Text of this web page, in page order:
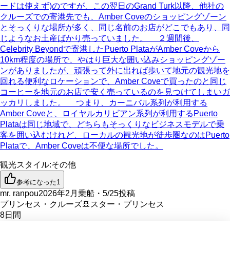
ードは使えず)のですが、この翌日のGrand Turk以降、他社の
クルーズでの寄港先でも、Amber Coveのショッピングゾーン
とそっくりな場所が多く、同じ名前のお店がどこでもあり、同
じようなお土産ばかり売っていました。 ２週間後、
Celebrity Beyondで寄港したPuerto PlataがAmber Coveから
10km程度の場所で、やはり巨大な囲い込みショッピングゾー
ンがありましたが、頑張って外に出れば歩いて地元の観光地を
回れる便利なロケーションで、Amber Coveで買ったのと同じ
コーヒーを地元のお店で安く売っているのを見つけてしまいガ
ッカリしました。 つまり、カーニバル系列が利用する
Amber Coveと、ロイヤルカリビアン系列が利用するPuerto
Plataは同じ地域で、どちらもそっくりなビジネスモデルで乗
客を囲い込むけれど、ローカルの観光地が徒歩圏なのはPuerto
Plataで、Amber Coveは不便な場所でした。
観光スタイル:その他
参考になった1
mr. ranpou2026年2月乗船・5/25投稿
プリンセス・クルーズ🚢 スター・プリンセス
8日間